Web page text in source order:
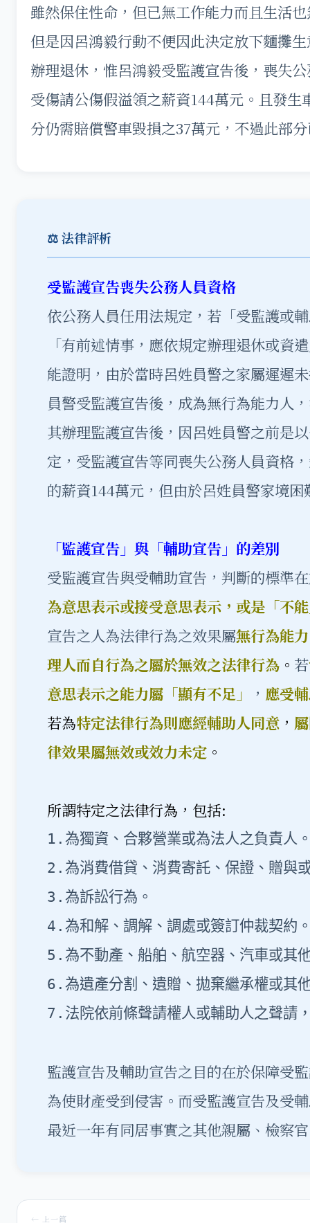
雖然保住性命，但已無工作能力而且生活
但是因呂鴻毅行動不便因此決定放下麵攤
辦理退休，惟呂鴻毅受監護宣告後，喪失
受傷請公傷假溢領之薪資144萬元。且發
分仍需賠償警車毀損之37萬元，不過此部
⚖️ 法律評析
受監護宣告喪失公務人員資格
依公務人員任用法規定，若「受監護或
「有前述情事，應依規定辦理退休或資
能證明，由於當時呂姓員警之家屬遲遲
員警受監護宣告後，成為無行為能力人
其辦理監護宣告後，因呂姓員警之前是
定，受監護宣告等同喪失公務人員資格
的薪資144萬元，但由於呂姓員警家境
「監護宣告 」 與 「輔助宣告」的差別
受監護宣告與受輔助宣告，判斷的標準
為意思表示或接受意思表示，或是「不
宣告之人為法律行為之效果屬無行為能力
理人而自行為之屬於無效之法律行為 。 若
意思表示之能力屬「顯有不足」
， 應受
若為特定法律行為則應經輔助人同意 ，
律效果屬無效或效力未定 。
所謂特定之法律行為，包括:
1.為獨資、合夥營業或為法人之負責人
2.為消費借貸、消費寄託、保證、贈與
3.為訴訟行為。
4.為和解、調解、調處或簽訂仲裁契約
5.為不動產、船舶、航空器、汽車或其
6.為遺產分割、遺贈、拋棄繼承權或其
7.法院依前條聲請權人或輔助人之聲請
監護宣告及輔助宣告之目的在於保障受
為使財產受到侵害。而受監護宣告及受
最近一年有同居事實之其他親屬、檢察
← 上一篇